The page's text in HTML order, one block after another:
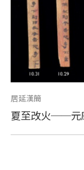
居延漢簡
夏至改火──元